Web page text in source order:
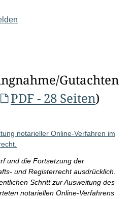
Gutachten
PDF - 28 Seiten)
notarieller Online-Verfahren im
und die Fortsetzung der
und Registerrecht ausdrücklich.
Schritt zur Ausweitung des
notariellen Online-Verfahrens